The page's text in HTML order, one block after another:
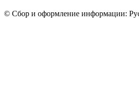
© Сбор и оформление информации: